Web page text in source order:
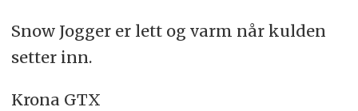
Snow Jogger er lett og varm når kulden
setter inn.
Krona GTX